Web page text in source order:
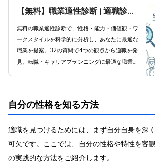
【無料】職業適性診断 | 適職診断
で科学的分析と職業提案
無料の職業適性診断で、性格・能力・価値観・ワ
ークスタイルを科学的に分析し、あなたに最適な
職業を提案。32の質問で4つの観点から適職を発
見。転職・キャリアプランニングに最適な職業診
自分の性格を知る方法
適職を見つけるためには、まず自分自身を深
可欠です。ここでは、自分の性格や特性を客
の実践的な方法をご紹介します。